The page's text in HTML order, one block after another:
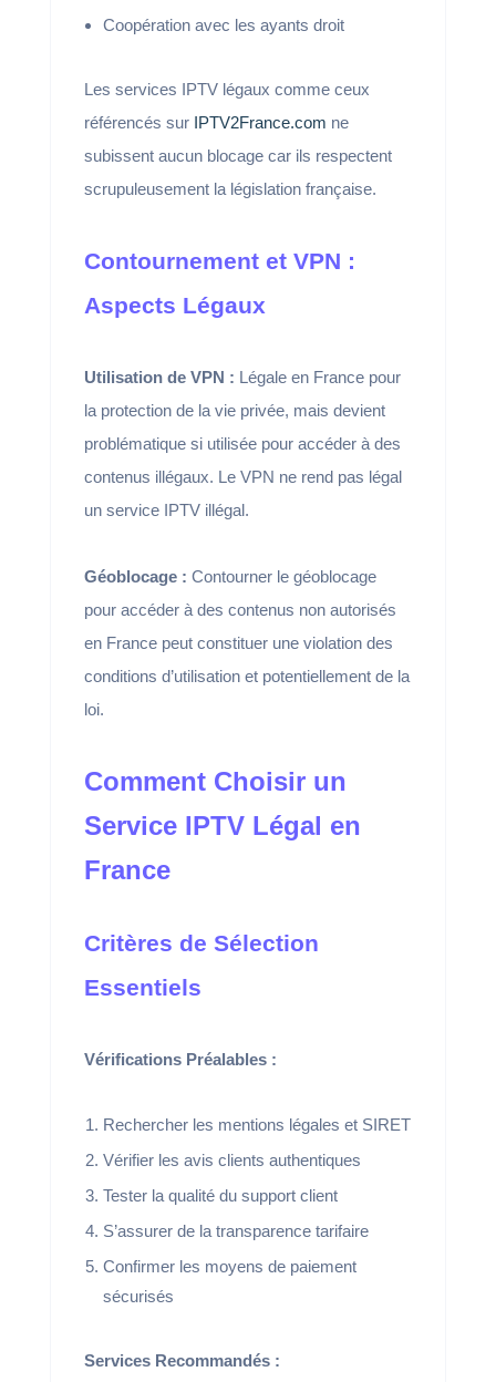
Coopération avec les ayants droit
Les services IPTV légaux comme ceux
référencés sur IPTV2France.com ne
subissent aucun blocage car ils respectent
scrupuleusement la législation française.
Contournement et VPN :
Aspects Légaux
Utilisation de VPN : Légale en France pour
la protection de la vie privée, mais devient
problématique si utilisée pour accéder à des
contenus illégaux. Le VPN ne rend pas légal
un service IPTV illégal.
Géoblocage : Contourner le géoblocage
pour accéder à des contenus non autorisés
en France peut constituer une violation des
conditions d’utilisation et potentiellement de la
loi.
Comment Choisir un
Service IPTV Légal en
France
Critères de Sélection
Essentiels
Vérifications Préalables :
Rechercher les mentions légales et SIRET
Vérifier les avis clients authentiques
Tester la qualité du support client
S’assurer de la transparence tarifaire
Confirmer les moyens de paiement
sécurisés
Services Recommandés :